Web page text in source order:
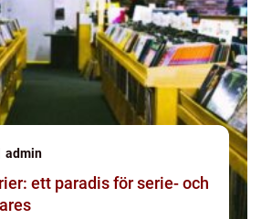
admin
ett paradis för serie- och